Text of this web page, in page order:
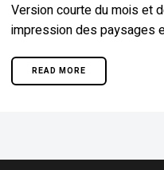
Version courte du mois et
impression des paysages
READ MORE